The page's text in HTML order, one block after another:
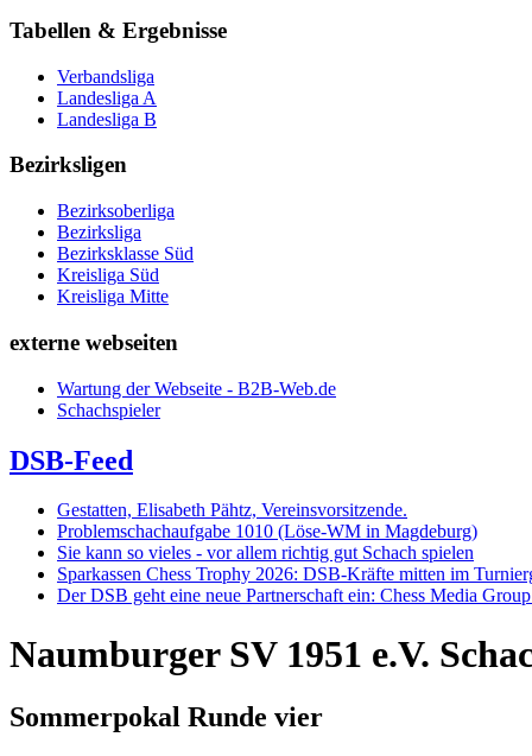
Tabellen & Ergebnisse
Verbandsliga
Landesliga A
Landesliga B
Bezirksligen
Bezirksoberliga
Bezirksliga
Bezirksklasse Süd
Kreisliga Süd
Kreisliga Mitte
externe webseiten
Wartung der Webseite - B2B-Web.de
Schachspieler
DSB-Feed
Gestatten, Elisabeth Pähtz, Vereinsvorsitzende.
Problemschachaufgabe 1010 (Löse-WM in Magdeburg)
Sie kann so vieles - vor allem richtig gut Schach spielen
Sparkassen Chess Trophy 2026: DSB-Kräfte mitten im
Der DSB geht eine neue Partnerschaft ein: Chess Media
Naumburger SV 1951 e.V.
Sommerpokal Runde vier